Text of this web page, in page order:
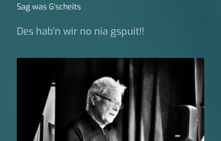
Sag was G‘scheits
Des hab’n wir no nia gspuit!!